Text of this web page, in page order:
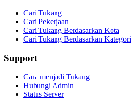
Cari Tukang
Cari Pekerjaan
Cari Tukang Berdasarkan Kota
Cari Tukang Berdasarkan Kategori
Support
Cara menjadi Tukang
Hubungi Admin
Status Server